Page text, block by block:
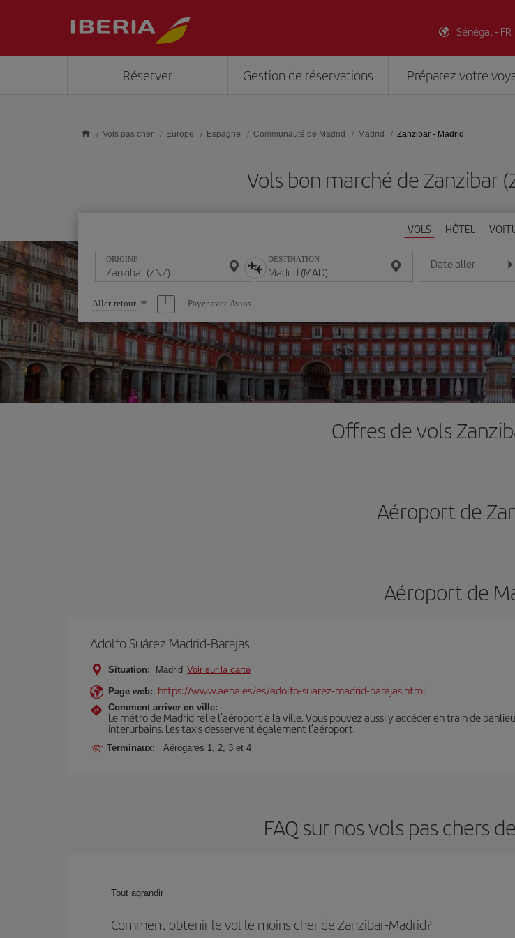
Sénégal - FR
Réserver Gestion de réservations Préparez votre
Vols pas cher Europe Espagne Communauté de Madrid Madrid Zanzibar - Madrid
Vols bon marché de Zanzibar
VOLS HÔTEL
ORIGINE DESTINATION Date aller
Entrez la date au
Sélectionnez
une
option
Aller-retour Payer avec Avios
Offres de vols
Aéroport de
Aéroport de
Adolfo Suárez Madrid-Barajas
Situation: Madrid Voir sur la carte
Page web: https://www.aena.es/es/adolfo-suarez-madrid-barajas.html
Comment arriver en ville:
Le métro de Madrid relie l’aéroport à la ville. Vous pouvez aussi y accéder en train de
interurbains. Les taxis desservent également l’aéroport.
Terminaux: Aérogares 1, 2, 3 et 4
FAQ sur nos vols pas chers
Tout agrandir
Comment obtenir le vol le moins cher de Zanzibar-Madrid?